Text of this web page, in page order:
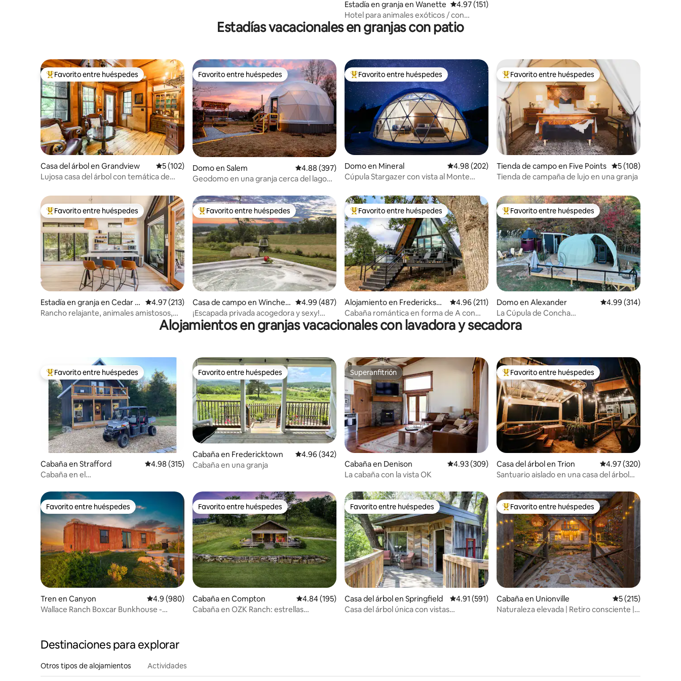
Estadía en granja en Wanette Calificación promedio: 4.97 de 5, 151 reseñas
4.97 (151)
Hotel para animales exóticos / con
avistamiento de lémures
Estadías vacacionales en granjas con patio
Favorito entre huéspedes preferido
Favorito entre huéspedes
Casa del árbol en Grandview Calificación promedio: 5 de 5, 102 reseñas
5 (102)
Lujosa casa del árbol con temática de
Favorito entre huéspedes
Favorito entre huéspedes
Domo en Salem Calificación promedio: 4.88 de 5, 397 reseñas
4.88 (397)
Geodomo en una granja cerca del lago
Favorito entre huéspedes preferido
Favorito entre huéspedes
Domo en Mineral Calificación promedio: 4.98 de 5, 202 reseñas
4.98 (202)
Cúpula Stargazer con vista al Monte
Favorito entre huéspedes preferido
Favorito entre huéspedes
Tienda de campo en Five Points Calificación
5 (108)
Tienda de campaña de lujo en una granja
Favorito entre huéspedes preferido
Favorito entre huéspedes
Estadía en granja en Cedar C
reek
Calificación promedio: 4.97 de 5, 213 reseñas
4.97 (213)
Rancho relajante, animales amistosos,
Favorito entre huéspedes preferido
Favorito entre huéspedes
Casa de campo en Winches
ter
Calificación promedio: 4.99 de 5, 487 reseñas
4.99 (487)
¡Escapada privada acogedora y sexy!
¡JACUZZI y vistas~
Favorito entre huéspedes preferido
Favorito entre huéspedes
Alojamiento en Fredericksbu
rg
Calificación promedio: 4.96 de 5, 211 reseñas
4.96 (211)
Cabaña romántica en forma de A con
jacuzzi privado
Favorito entre huéspedes preferido
Favorito entre huéspedes
Domo en Alexander Calificación promedio:
4.99 (314)
La Cúpula de Concha
~Sauna~Vistas~Películas~Laberinto~Arte
Alojamientos en granjas vacacionales con lavadora y secadora
Favorito entre huéspedes preferido
Favorito entre huéspedes
Cabaña en Strafford Calificación promedio: 4.98 de 5, 315 reseñas
4.98 (315)
Cabaña en el
exterior
Favorito entre huéspedes
Favorito entre huéspedes
Cabaña en Fredericktown Calificación promedio: 4.96 de 5, 342 reseñas
4.96 (342)
Cabaña en una granja
Superanfitrión
Superanfitrión
Cabaña en Denison Calificación promedio: 4.93 de 5, 309 reseñas
4.93 (309)
La cabaña con la vista OK
Favorito entre huéspedes preferido
Favorito entre huéspedes
Casa del árbol en Trion Calificación promedio:
4.97 (320)
Santuario aislado en una casa del árbol
Favorito entre huéspedes
Favorito entre huéspedes
Tren en Canyon Calificación promedio: 4.9 de 5, 980 reseñas
4.9 (980)
Wallace Ranch Boxcar Bunkhouse -
Favorito entre huéspedes
Favorito entre huéspedes
Cabaña en Compton Calificación promedio: 4.84 de 5, 195 reseñas
4.84 (195)
Cabaña en OZK Ranch: estrellas
Favorito entre huéspedes
Favorito entre huéspedes
Casa del árbol en Springfield Calificación promedio: 4.91 de 5, 591 reseñas
4.91 (591)
Casa del árbol única con vistas
Favorito entre huéspedes preferido
Favorito entre huéspedes
Cabaña en Unionville Calificación
5 (215)
Naturaleza elevada | Retiro consciente | 2
Destinaciones para explorar
Otros tipos de alojamientos Actividades